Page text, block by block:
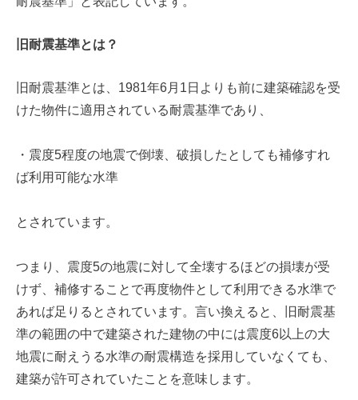
旧耐震基準とは？
旧耐震基準とは、1981年6月1日よりも前に建築確認を受
けた物件に適用されている耐震基準であり、
・震度5程度の地震で倒壊、破損したとしても補修すれ
ば利用可能な水準
とされています。
つまり、震度5の地震に対して全壊するほどの損壊が受
けず、補修することで再度物件として利用できる水準で
あれば足りるとされています。言い換えると、旧耐震基
準の範囲の中で建築された建物の中には震度6以上の大
地震に耐えうる水準の耐震構造を採用していなくても、
建築が許可されていたことを意味します。